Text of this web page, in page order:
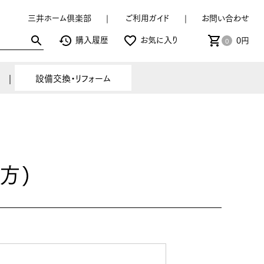
三井ホーム倶楽部 ご利用ガイド
お問い合わせ
購入履歴
お気に入り 0 0円
設備交換・リフォーム
)